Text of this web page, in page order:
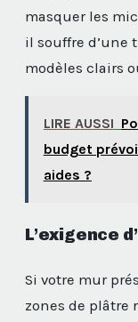
masquer les
il souffre d’une
modèles clairs
LIRE AUSSI
budget
aides ?
L’exigence
Si votre mur
zones de plâtre